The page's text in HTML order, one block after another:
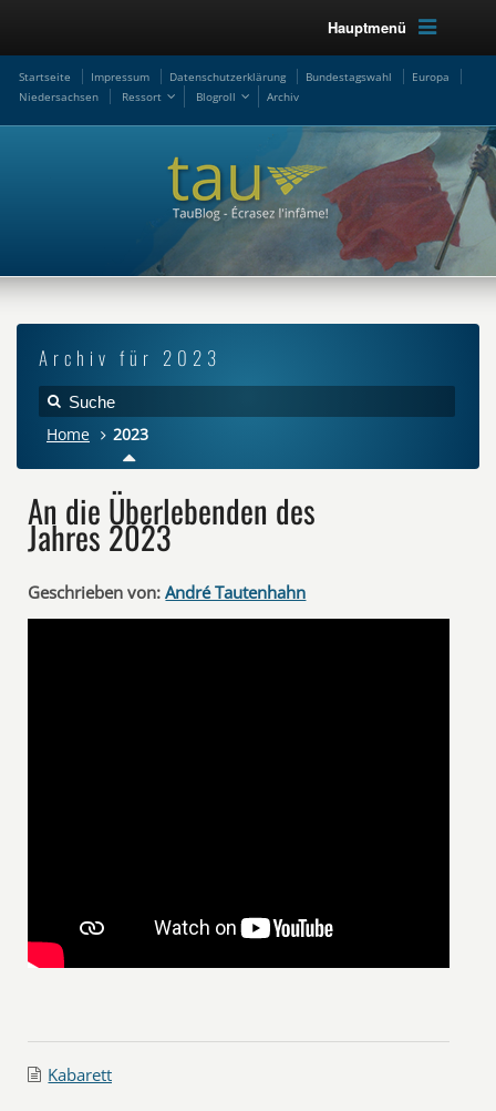
Hauptmenü
Startseite Impressum Datenschutzerklärung Bundestagswahl
Europa
Niedersachsen
Ressort Blogroll Archiv
Archiv für 2023
Home 2023
An die Überlebenden des
Jahres 2023
Geschrieben von: André Tautenhahn
Kabarett